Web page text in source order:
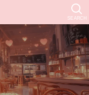
SEARCH